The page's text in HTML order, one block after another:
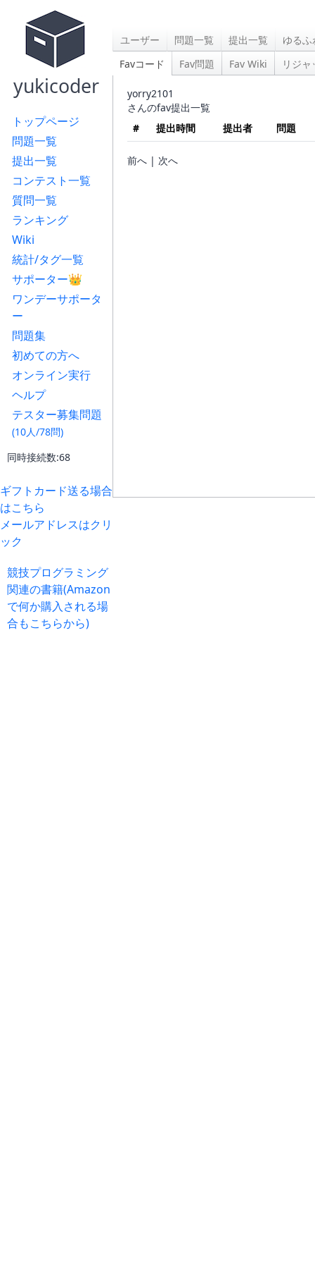
yukicoder
トップページ
問題一覧
提出一覧
コンテスト一覧
質問一覧
ランキング
Wiki
統計/タグ一覧
サポーター👑
ワンデーサポータ
ー
問題集
初めての方へ
オンライン実行
ヘルプ
テスター募集問題
(10人/78問)
同時接続数:68
ギフトカード送る場合
はこちら
メールアドレスはクリ
ック
競技プログラミング
関連の書籍(Amazon
で何か購入される場
合もこちらから)
ユーザー 問題一覧 提出一覧
ゆる
Favコード
Fav問題 Fav Wiki リジ
yorry2101
さんのfav提出一覧
#
提出時間 提出者 問題
前へ | 次へ